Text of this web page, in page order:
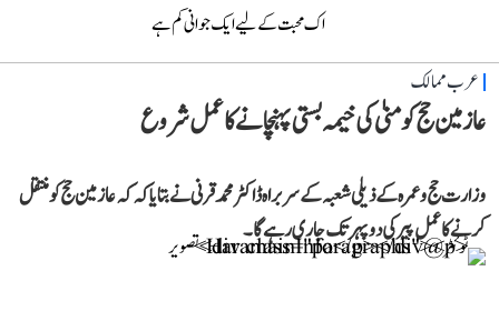
اک محبت کے لیے ایک جوانی کم ہے
عرب ممالک
عازمین حج کو منیٰ کی خیمہ بستی پہنچانے کا عمل شروع
وزارت حج و عمرہ کے ذیلی شعبہ کے سربراہ ڈاکٹر محمد قرنی نے بتایا کہ کہ عازمین حج کو منتقل
کرنے کا عمل پیر کی دوپہر تک جاری رہے گا۔